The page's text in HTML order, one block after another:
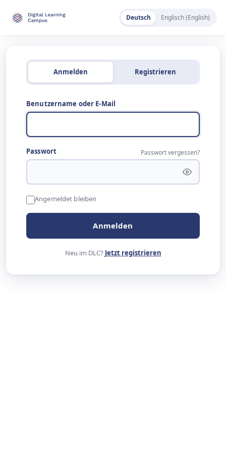
Deutsch Englisch (English)
Anmelden Registrieren
Benutzername oder E-Mail
Passwort Passwort vergessen?
Angemeldet bleiben
Anmelden
Neu im DLC? Jetzt registrieren